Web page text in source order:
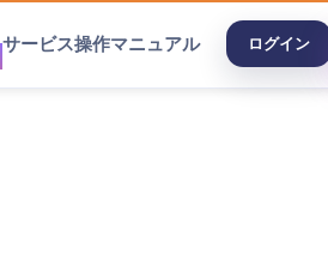
サービス操作マニュアル ログイン